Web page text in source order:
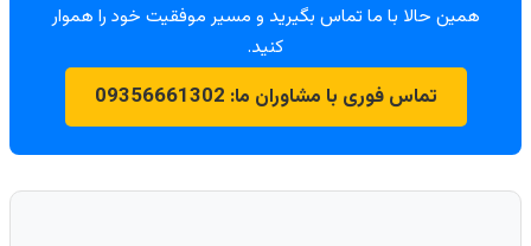
همین حالا با ما تماس بگیرید و مسیر موفقیت خود را هموار
تماس فوری با مشاوران ما: 09356661302